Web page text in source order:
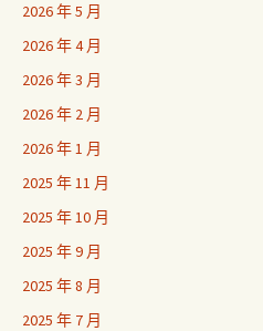
2026 年 5 月
2026 年 4 月
2026 年 3 月
2026 年 2 月
2026 年 1 月
2025 年 11 月
2025 年 10 月
2025 年 9 月
2025 年 8 月
2025 年 7 月